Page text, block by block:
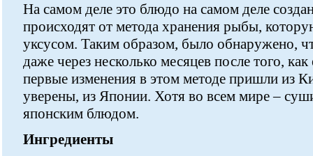
На самом деле это блюдо на самом деле
происходят от метода хранения рыбы,
уксусом. Таким образом, было обнаружено,
даже через несколько месяцев после того,
первые изменения в этом методе пришли из
уверены, из Японии. Хотя во всем мире –
японским блюдом.
Ингредиенты